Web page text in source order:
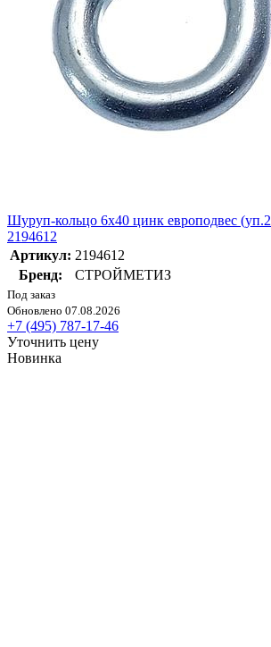
Шуруп-кольцо 6х40 цинк европодвес
2194612
Артикул: 2194612
Бренд:
СТРОЙМЕТИЗ
Под заказ
Обновлено 07.08.2026
+7 (495) 787-17-46
Уточнить цену
Новинка